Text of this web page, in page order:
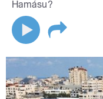
Hamásu?